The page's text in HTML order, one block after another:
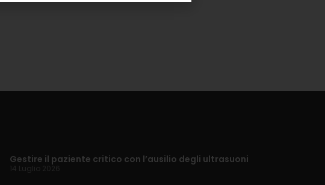
Gestire il paziente critico con l’ausilio degli ultrasuoni
14 Luglio 2026